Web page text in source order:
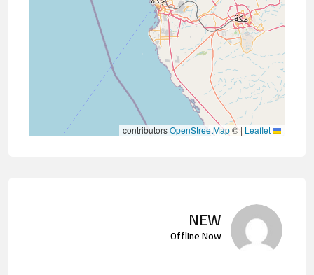
|
©
OpenStreetMap
NEW
Offline Now